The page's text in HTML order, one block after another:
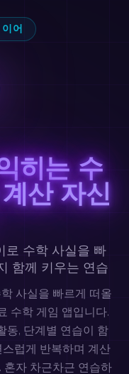
어
히는 수
산 자신
로 수학 사실을 빠
함께 키우는 연습
사실을 빠르게 떠올
수학 게임 앱입니다.
동, 단계별 연습이 함
럽게 반복하며 계산
자 차근차근 연습하